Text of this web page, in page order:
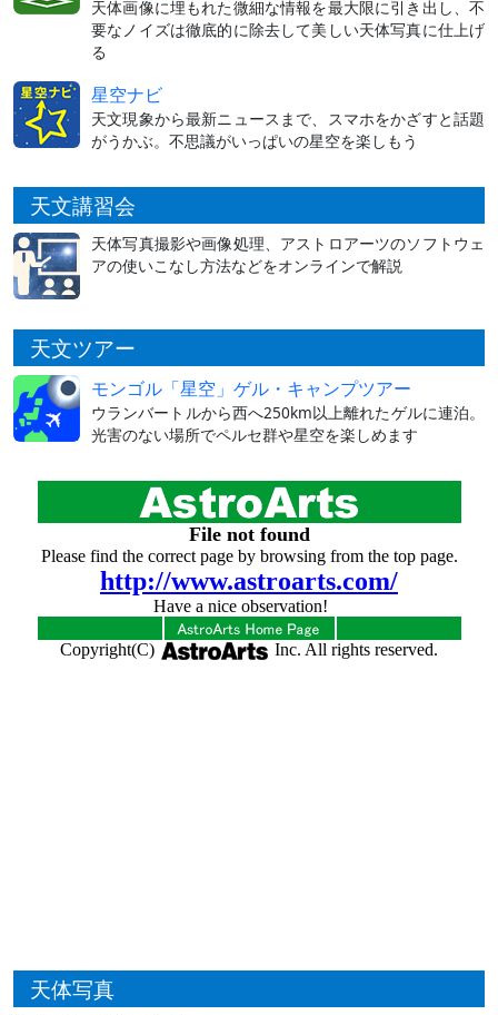
天体画像に埋もれた微細な情報を最大限に引き出し、不
要なノイズは徹底的に除去して美しい天体写真に仕上げ
る
星空ナビ
天文現象から最新ニュースまで、スマホをかざすと話題
がうかぶ。不思議がいっぱいの星空を楽しもう
天文講習会
天体写真撮影や画像処理、アストロアーツのソフトウェ
アの使いこなし方法などをオンラインで解説
天文ツアー
モンゴル「星空」ゲル・キャンプツアー
ウランバートルから西へ250km以上離れたゲルに連泊。
光害のない場所でペルセ群や星空を楽しめます
天体写真